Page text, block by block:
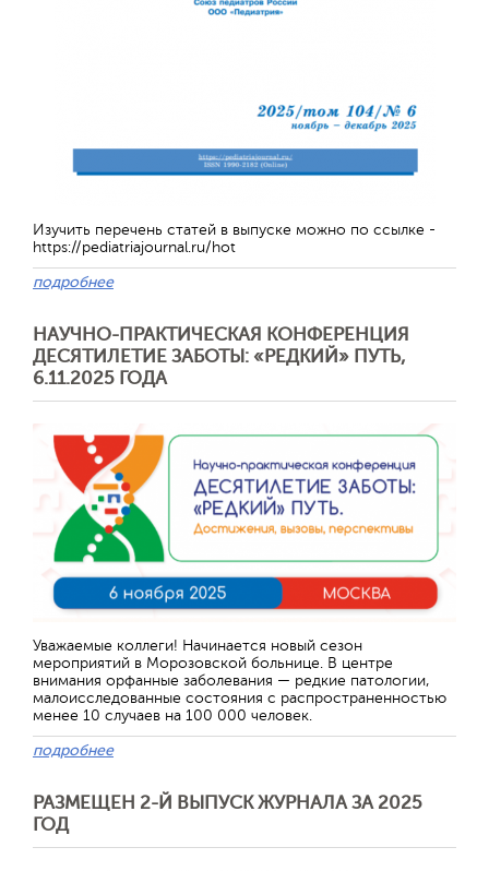
Изучить перечень статей в выпуске можно по ссылке -
https://pediatriajournal.ru/hot
подробнее
НАУЧНО-ПРАКТИЧЕСКАЯ КОНФЕРЕНЦИЯ
ДЕСЯТИЛЕТИЕ ЗАБОТЫ: «РЕДКИЙ» ПУТЬ,
6.11.2025 ГОДА
Уважаемые коллеги! Начинается новый сезон
мероприятий в Морозовской больнице. В центре
внимания орфанные заболевания — редкие патологии,
малоисследованные состояния с распространенностью
менее 10 случаев на 100 000 человек.
подробнее
РАЗМЕЩЕН 2-Й ВЫПУСК ЖУРНАЛА ЗА 2025
ГОД